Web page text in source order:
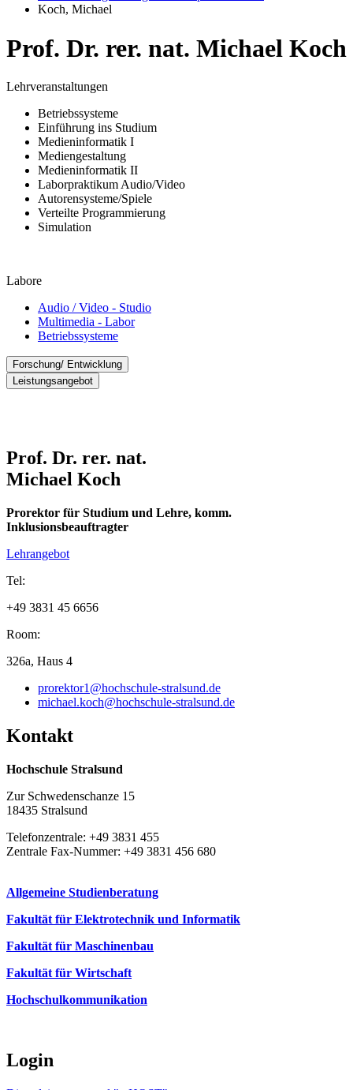
Koch, Michael
Prof. Dr. rer. nat. Michael Koch
Lehrveranstaltungen
Betriebssysteme
Einführung ins Studium
Medieninformatik I
Mediengestaltung
Medieninformatik II
Laborpraktikum Audio/Video
Autorensysteme/Spiele
Verteilte Programmierung
Simulation
Labore
Audio / Video - Studio
Multimedia - Labor
Betriebssysteme
Forschung/ Entwicklung
Verfahren zur Verarbeitung von multimedialen Daten (speziell
Betriebssysteme
Embedded Systems
Leistungsangebot
Videokonferenzsystemen
Beratung zu Problemen des Einsatzes von Medientechnik
Beratung Videoschnitt / High Definition Video
Multimediasysteme, FullHD-Kameras, Schnittplätze, 4k-
Prof. Dr. rer. nat.
Michael Koch
Prorektor für Studium und Lehre, komm.
Inklusionsbeauftragter
Lehrangebot
Tel:
+49 3831 45 6656
Room:
326a, Haus 4
prorektor1@hochschule-stralsund.de
michael.koch@hochschule-stralsund.de
Kon­takt
Hochschule Stralsund
Zur Schwedenschanze 15
18435 Stralsund
Telefonzentrale: +49 3831 455
Zentrale Fax-Nummer: +49 3831 456 680
Allgemeine Studienberatung
Fakultät für Elektrotechnik und Informatik
Fakultät für Maschinenbau
Fakultät für Wirtschaft
Hochschulkommunikation
Login